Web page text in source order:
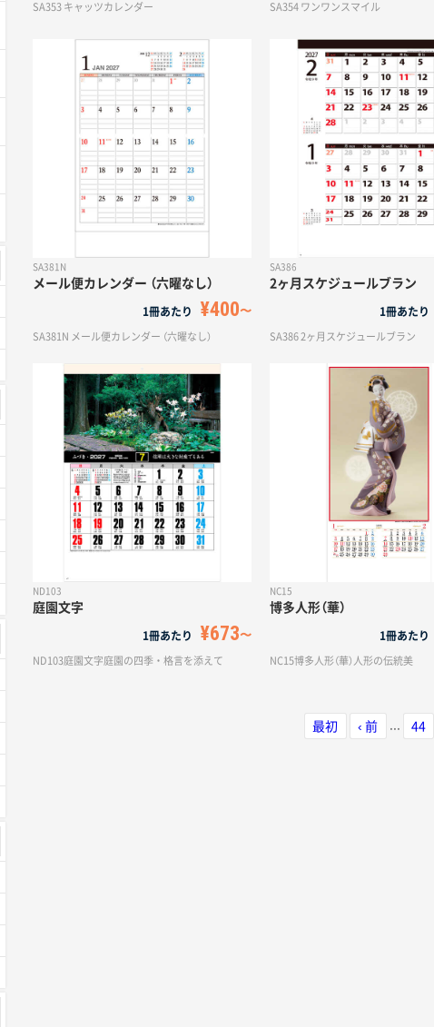
SA353 キャッツカレンダー SA354 ワンワンスマイル
SA381N
メール便カレンダー （六曜なし）
1冊あたり ¥400
SA381N メール便カレンダー （六曜なし）
SA386
2ヶ月スケジュールブラン
1冊あたり
SA386 2ヶ月スケジュールブラン
ND103
庭園文字
1冊あたり ¥673
ND103庭園文字庭園の四季・格言を添えて
NC15
博多人形（華）
1冊あたり
NC15博多人形（華）人形の伝統美
最初 ‹ 前 44